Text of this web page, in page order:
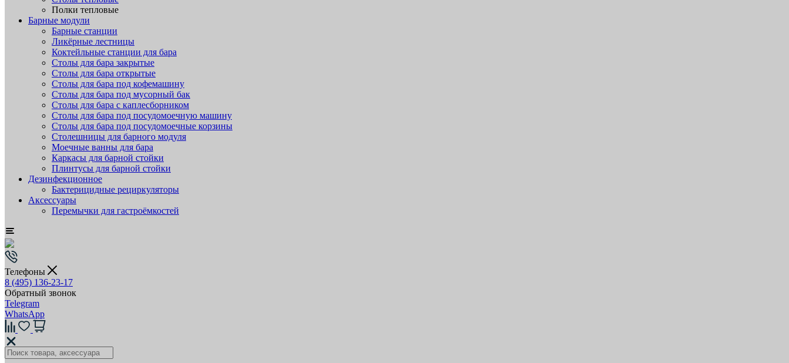
Полки тепловые
Барные модули
Барные станции
Ликёрные лестницы
Коктейльные станции для бара
Столы для бара закрытые
Столы для бара открытые
Столы для бара под кофемашину
Столы для бара под мусорный бак
Столы для бара с каплесборником
Столы для бара под посудомоечную машину
Столы для бара под посудомоечные корзины
Столешницы для барного модуля
Моечные ванны для бара
Каркасы для барной стойки
Плинтусы для барной стойки
Дезинфекционное
Бактерицидные рециркуляторы
Аксессуары
Перемычки для гастроёмкостей
Телефоны
8 (495) 136-23-17
Обратный звонок
Telegram
WhatsApp